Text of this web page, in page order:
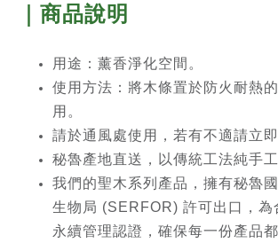
｜商品說明
用途：薰香淨化空間。
使用方法：將木條置於防火耐熱
用。
請於通風處使用，若有不適請立即
秘魯產地直送，以傳統工法純手工
我們的聖木系列產品，擁有秘魯
生物局 (SERFOR) 許可出口，為
永續管理認證，確保每一份產品